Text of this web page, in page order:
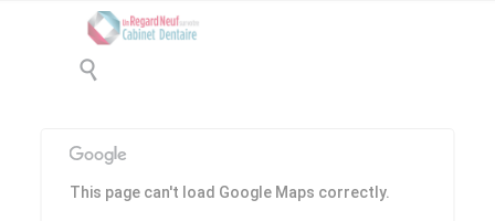

This page can't load Google Maps correctly.